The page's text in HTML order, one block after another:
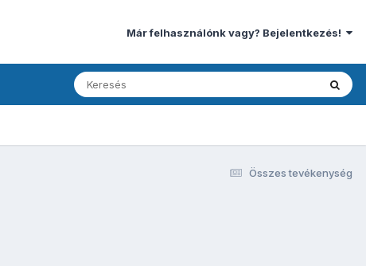
Már felhasználónk vagy? Bejelentkezés!
Összes tevékenység